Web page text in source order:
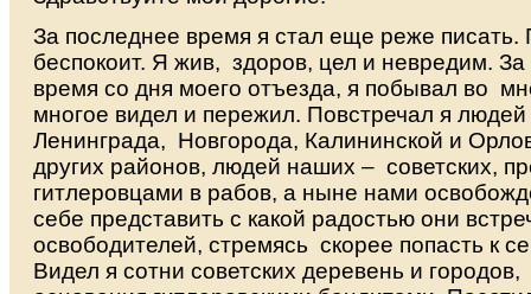
За последнее время я стал еще реже писать.
беспокоит. Я жив, здоров, цел и невредим.
время со дня моего отъезда, я побывал во
многое видел и пережил. Повстречал я людей
Ленинграда, Новгорода, Калининской и
других районов, людей наших – советских,
гитлеровцами в рабов, а ныне нами
себе представить с какой радостью они
освободителей, стремясь скорее попасть к
Видел я сотни советских деревень и